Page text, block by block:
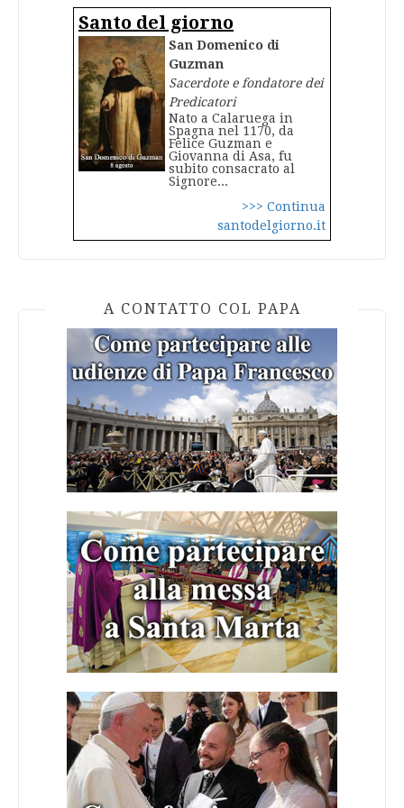
Santo del giorno
San Domenico di
Guzman
Sacerdote e fondatore dei
Predicatori
Nato a Calaruega in
Spagna nel 1170, da
Felice Guzman e
Giovanna di Asa, fu
subito consacrato al
Signore...
>>> Continua
santodelgiorno.it
A CONTATTO COL PAPA